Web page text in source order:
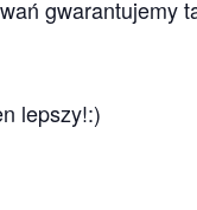
gwarantujemy
lepszy!:)